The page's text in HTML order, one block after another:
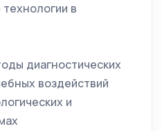
в
диагностических
воздействий
и